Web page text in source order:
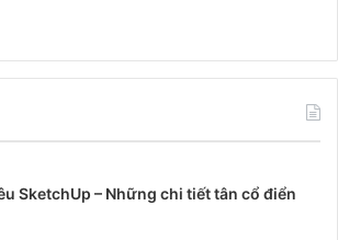
SketchUp – Những chi tiết tân cổ điển